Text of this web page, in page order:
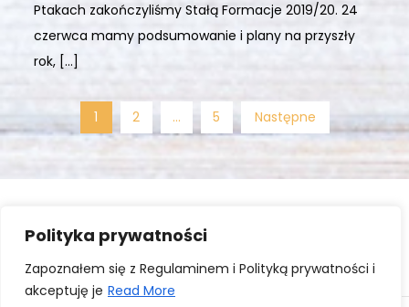
Polityka prywatności
Zapoznałem się z Regulaminem i Polityką prywatności i
akceptuję je Read More
Ptakach zakończyliśmy Stałą Formacje 2019/20. 24
czerwca mamy podsumowanie i plany na przyszły
rok, […]
Stronicowanie
wpisów
1 2 … 5 Następne
Zaloguj się